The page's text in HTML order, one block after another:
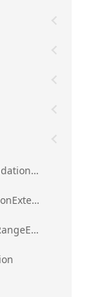
ig.excel.AnyValueDataValidationRule
ig.excel.ArgumentExceptionExtension
ig.excel.ArgumentOutOfRangeExceptionExtension